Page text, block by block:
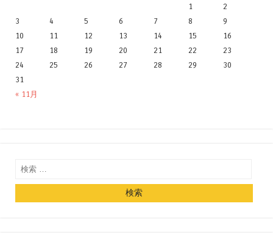
« 11月
1
2
3
4 5 6 7 8
9
10
11 12 13 14 15
16
17
18 19 20 21 22
23
24
25 26 27 28 29
30
31
検索